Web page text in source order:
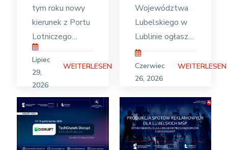
ekonomicznych
dla
tym roku nowy
kierunek z Portu
Lotniczego
Lublin. Biuro
podróży Coral
Travel Polska,
liniami lotniczymi
Enter Air,
uruchamia
Lipiec
29,
2026
WEITERLESEN
Województwa
Lubelskiego w
Lublinie ogłasza
nabór dla
przedsiębiorców
z województwa
udziału w
zadaniu pn.
„Opracowanie
Czerwiec
26, 2026
WEITERLESEN